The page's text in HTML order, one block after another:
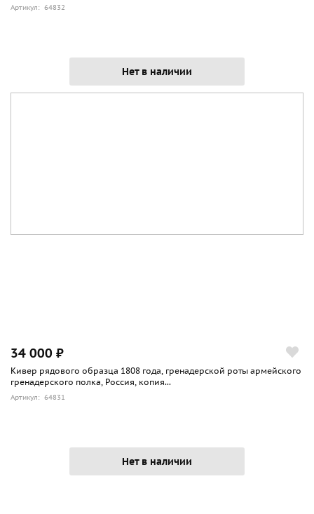
Артикул: 64832
Нет в наличии
34 000 ₽
Кивер рядового образца 1808 года, гренадерской роты армейского
гренадерского полка, Россия, копия...
Артикул: 64831
Нет в наличии